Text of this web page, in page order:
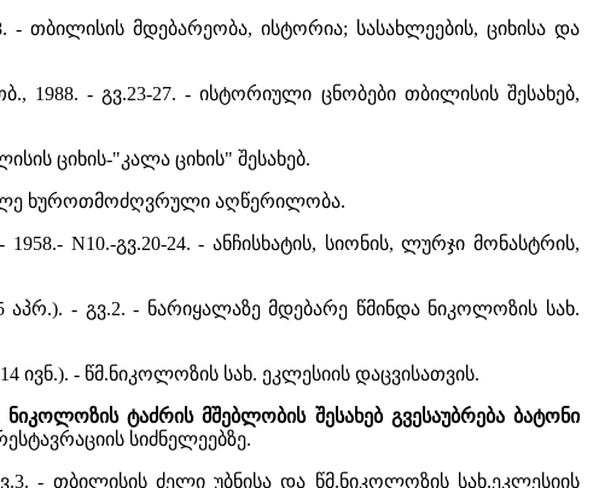
- თბილისის მდებარეობა, ისტორია; სასახლეების, ციხისა და
1988. - გვ.23-27. - ისტორიული ცნობები თბილისის შესახებ,
ციხის-"კალა ციხის" შესახებ.
ხუროთმოძღვრული აღწერილობა.
N10.-გვ.20-24. - ანჩისხატის, სიონის, ლურჯი მონასტრის,
- გვ.2. - ნარიყალაზე მდებარე წმინდა ნიკოლოზის სახ.
ივნ.). - წმ.ნიკოლოზის სახ. ეკლესიის დაცვისათვის.
ტაძრის მშებლობის შესახებ გვესაუბრება ბატონი
სიძნელეებზე.
- თბილისის ძელი უბნისა და წმ.ნიკოლოზის სახ.ეკლესიის